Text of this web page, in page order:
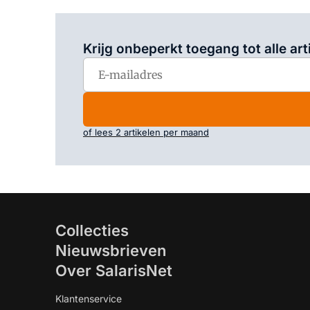
Krijg onbeperkt toegang tot alle
of lees 2 artikelen per maand
Collecties
Nieuwsbrieven
Over SalarisNet
Klantenservice